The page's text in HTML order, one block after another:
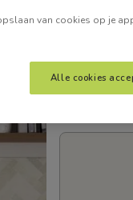
van cookies op je
Alle cookies